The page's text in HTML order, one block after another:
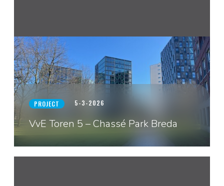
PROJECT 5-3-2026
VvE Toren 5 – Chassé Park Breda